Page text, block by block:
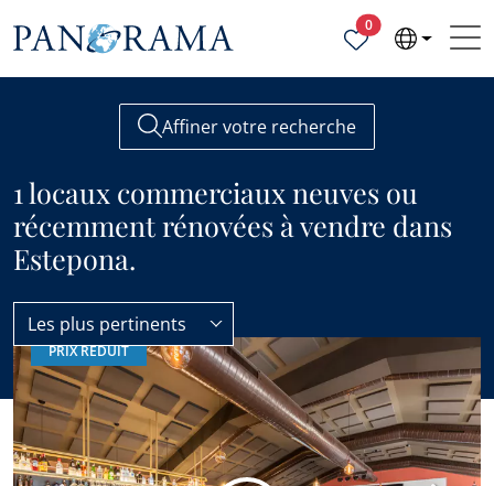
0Propriétés
Affiner votre recherche
1 locaux commerciaux neuves ou
récemment rénovées à vendre dans
Estepona.
Locaux Commerciaux Neuf ou rénov. récente
Les plus pertinents
PRIX RÉDUIT